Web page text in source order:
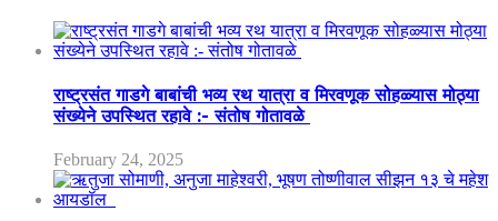
राष्ट्रसंत गाडगे बाबांची भव्य रथ यात्रा व मिरवणूक सोहळ्यास मोठ्या
संख्येने उपस्थित रहावे :- संतोष गोतावळे
February 24, 2025